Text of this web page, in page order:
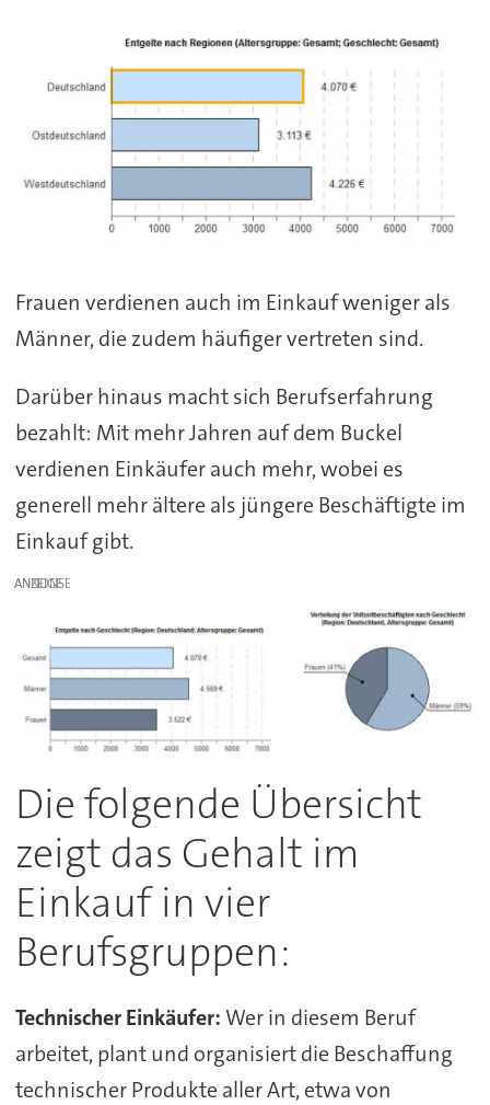
Frauen verdienen auch im Einkauf weniger als
Männer, die zudem häufiger vertreten sind.
Darüber hinaus macht sich Berufserfahrung
bezahlt: Mit mehr Jahren auf dem Buckel
verdienen Einkäufer auch mehr, wobei es
generell mehr ältere als jüngere Beschäftigte im
Einkauf gibt.
ANZEIGE
Die folgende Übersicht
zeigt das Gehalt im
Einkauf in vier
Berufsgruppen:
Technischer Einkäufer:Wer in diesem Beruf
arbeitet, plant und organisiert die Beschaffung
technischer Produkte aller Art, etwa von